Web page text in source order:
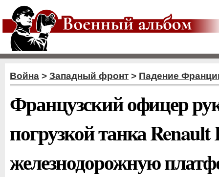
Война > Западный фронт > Падение
Французский офицер
погрузкой танка Renault
железнодорожную